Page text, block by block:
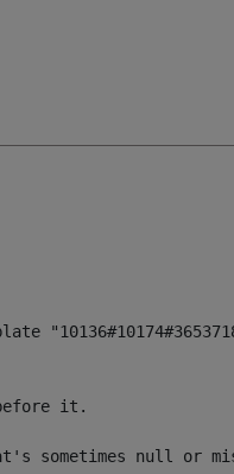
it.
null or